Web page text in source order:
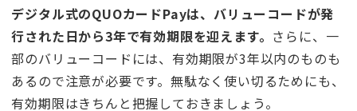
デジタル式のQUOカードPayは、バリューコードが発
行された日から3年で有効期限を迎えます。 さらに、一
部のバリューコードには、有効期限が3年以内のものも
あるので注意が必要です。無駄なく使い切るためにも、
有効期限はきちんと把握しておきましょう。